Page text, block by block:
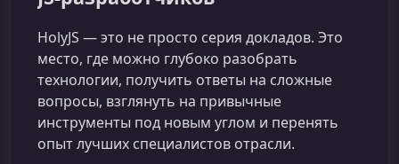
HolyJS — это не просто серия докладов. Это
место, где можно глубоко разобрать
технологии, получить ответы на сложные
вопросы, взглянуть на привычные
инструменты под новым углом и перенять
опыт лучших специалистов отрасли.